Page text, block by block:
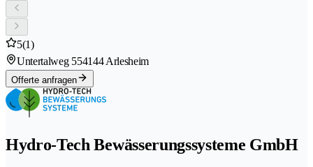
5(1)
Untertalweg 554144 Arlesheim
Offerte anfragen
Hydro-Tech Bewässerungssysteme GmbH